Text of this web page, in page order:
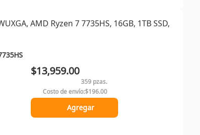
AMD Ryzen 7 7735HS, 16GB, 1TB SSD,
$13,959.00
Costo de envío:$196.00
359 pzas.
Agregar